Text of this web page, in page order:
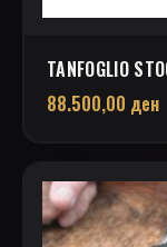
TANFOGLIO
88.500,00 ден